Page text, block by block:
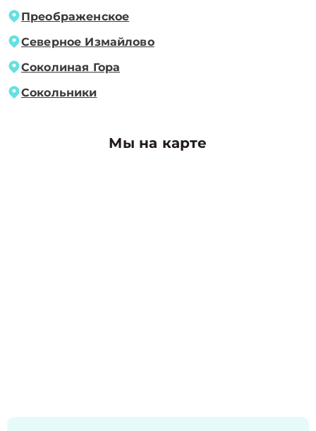
Преображенское
Северное Измайлово
Соколиная Гора
Сокольники
Мы на карте